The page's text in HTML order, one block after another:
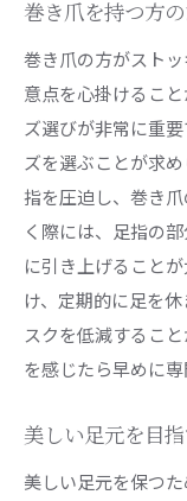
巻き爪を持つ方
巻き爪の方がスト
意点を心掛けるこ
ズ選びが非常に重
ズを選ぶことが求
指を圧迫し、巻き
く際には、足指の
に引き上げること
け、定期的に足を
スクを低減するこ
を感じたら早めに専
美しい足元を目
美しい足元を保つ